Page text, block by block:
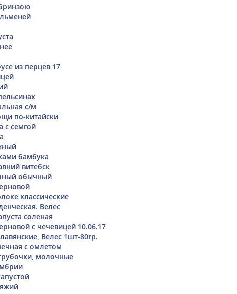
из перцев 17
с/м
по-китайски
с семгой
бамбука
витебск
обычный
классические
Велес
соленая
с чечевицей 10.06.17
Велес 1шт-80гр.
с омлетом
молочные